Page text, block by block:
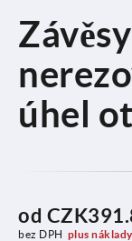
úhel
od
bez DPH plus